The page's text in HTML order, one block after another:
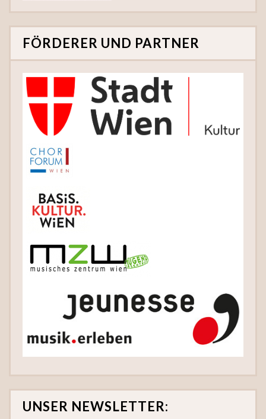
FÖRDERER UND PARTNER
UNSER NEWSLETTER: